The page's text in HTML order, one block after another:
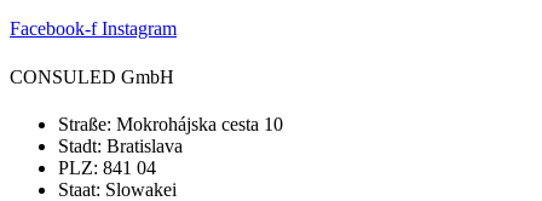
Facebook-f Instagram
CONSULED GmbH
Straße: Mokrohájska cesta 10
Stadt: Bratislava
PLZ: 841 04
Staat: Slowakei